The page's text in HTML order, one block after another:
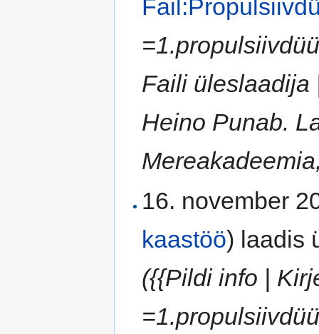
Faili üleslaadija
Heino Punab.
16. november
kaastöö) laadis
({{Pildi info |